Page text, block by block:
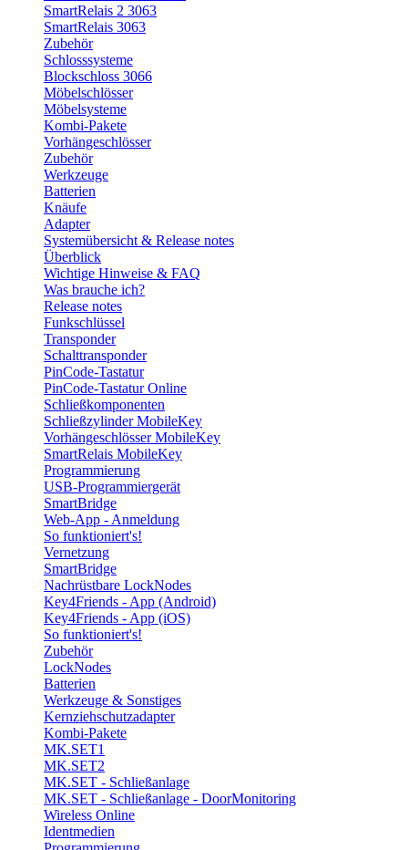
SmartRelais 2 3063
SmartRelais 3063
Zubehör
Schlosssysteme
Blockschloss 3066
Möbelschlösser
Möbelsysteme
Kombi-Pakete
Vorhängeschlösser
Zubehör
Werkzeuge
Batterien
Knäufe
Adapter
Systemübersicht & Release notes
Überblick
Wichtige Hinweise & FAQ
Was brauche ich?
Release notes
Funkschlüssel
Transponder
Schalttransponder
PinCode-Tastatur
PinCode-Tastatur Online
Schließkomponenten
Schließzylinder MobileKey
Vorhängeschlösser MobileKey
SmartRelais MobileKey
Programmierung
USB-Programmiergerät
SmartBridge
Web-App - Anmeldung
So funktioniert's!
Vernetzung
SmartBridge
Nachrüstbare LockNodes
Key4Friends - App (Android)
Key4Friends - App (iOS)
So funktioniert's!
Zubehör
LockNodes
Batterien
Werkzeuge & Sonstiges
Kernziehschutzadapter
Kombi-Pakete
MK.SET1
MK.SET2
MK.SET - Schließanlage
MK.SET - Schließanlage - DoorMonitoring
Wireless Online
Identmedien